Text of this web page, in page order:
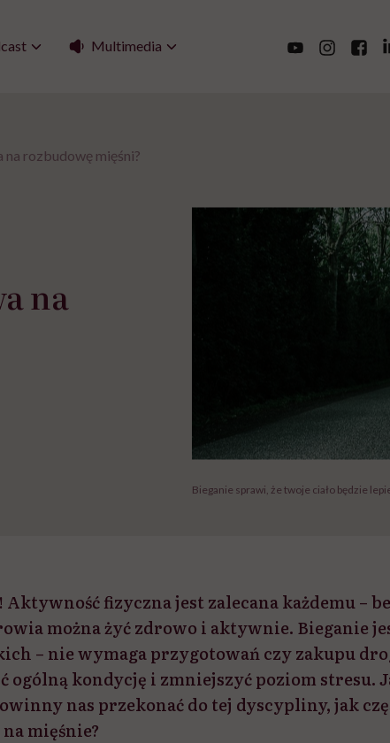
Multimedia
na rozbudowę mięśni?
na
Bieganie sprawi, że twoje ciało będzie
fizyczna jest zalecana każdemu –
można żyć zdrowo i aktywnie. Bieganie
– nie wymaga przygotowań czy zakupu
ogólną kondycję i zmniejszyć poziom stresu.
nas przekonać do tej dyscypliny, jak
mięśnie?